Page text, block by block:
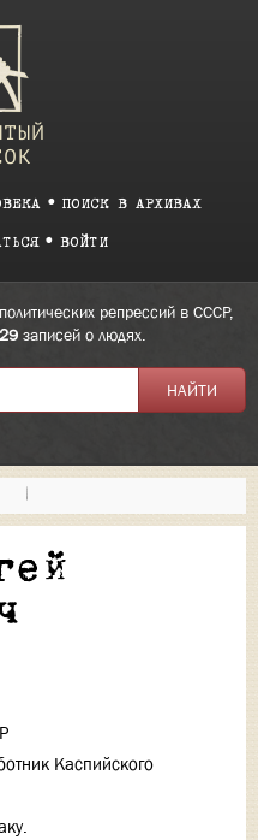
ПОИСК В АРХИВАХ
ВОЙТИ
репрессий в СССР,
записей о людях.
|
Каспийского